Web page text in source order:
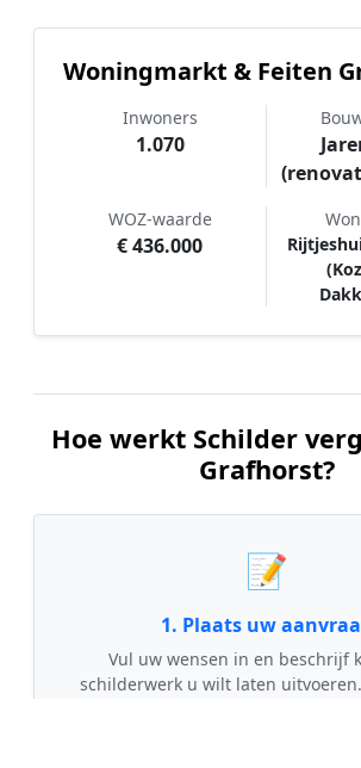
Woningmarkt & Feiten
Inwoners
1.070
WOZ-waarde
€ 436.000
Hoe werkt Schilder
Grafhorst?
📝
1. Plaats uw
Vul uw wensen in en beschrijf
schilderwerk u wilt laten